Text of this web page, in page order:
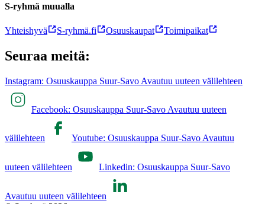
S-ryhmä muualla
Yhteishyvä S-ryhmä.fi Osuuskaupat Toimipaikat
Seuraa meitä:
Instagram: Osuuskauppa Suur-Savo Avautuu uuteen välilehteen
Facebook: Osuuskauppa Suur-Savo Avautuu uuteen
välilehteen Youtube: Osuuskauppa Suur-Savo Avautuu
uuteen välilehteen Linkedin: Osuuskauppa Suur-Savo
Avautuu uuteen välilehteen